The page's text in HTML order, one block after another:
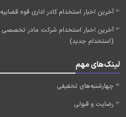
آخرین اخبار استخدام کادر اداری قوه قضاییه 1405 (به زودی)
(استخدام جدید)
لینک‌های مهم
چهارشنبه‌های تخفیفی
رضایت و قبولی